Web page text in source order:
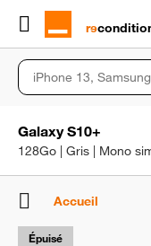
rɘ
Galaxy S10+
Accueil
Épuisé